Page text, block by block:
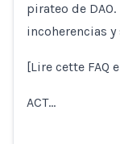
Loading...
pirateo de
incoherencias
[Lire cette FAQ
ACT…